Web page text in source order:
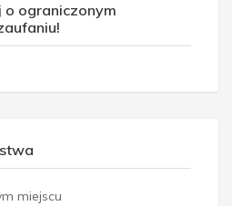
o ograniczonym
miejscu